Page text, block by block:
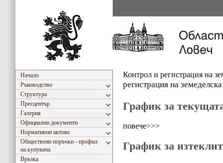
Начало
Ръководство
Структура
Пресцентър
Галерия
Официални документи
Нормативни актове
Обществени поръчки - профил
на купувача
Връзка
Контрол и регистрация на
регистрация на
График за
повече>>>
График за